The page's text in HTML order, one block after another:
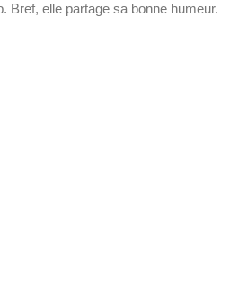
Bref, elle partage sa bonne humeur.